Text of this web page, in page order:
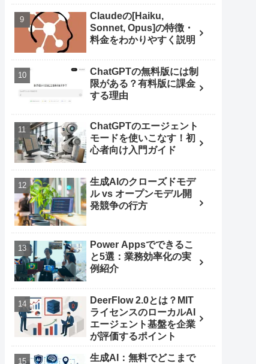
Claudeの[Haiku,
Sonnet, Opus]の特徴・
料金をわかりやすく説明
ChatGPTの無料版には制
限がある？有料版に課金
する理由
ChatGPTのエージェント
モードを使いこなす！初
心者向け入門ガイド
生成AIのクローズドモデ
ル vs オープンモデル開
発競争の行方
Power Appsでできるこ
と5選：業務効率化の実
例紹介
DeerFlow 2.0とは？MIT
ライセンスのローカルAI
エージェント基盤を企業
が評価するポイント
生成AI：無料でどこまで